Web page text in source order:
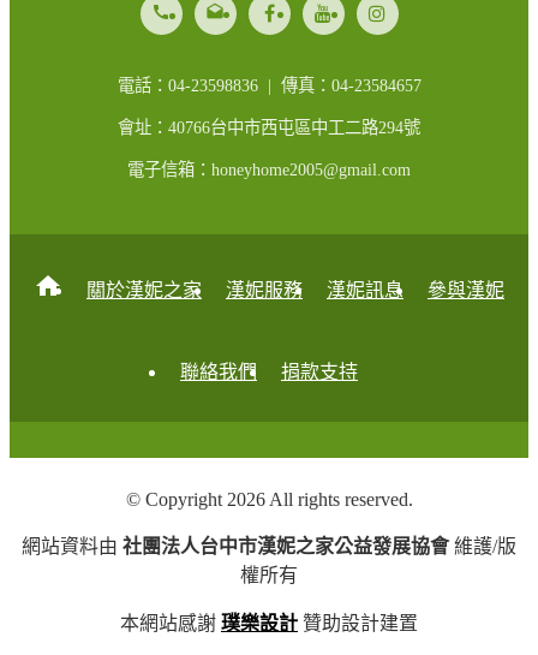
call drafts
電話：04-23598836 | 傳真：04-23584657
會址：40766台中市西屯區中工二路294號
電子信箱：honeyhome2005@gmail.com
home 關於漢妮之家 漢妮服務 漢妮訊息 參與漢妮
聯絡我們 捐款支持
© Copyright 2026 All rights reserved.
網站資料由 社團法人台中市漢妮之家公益發展協會維護/版
權所有
本網站感謝 璞樂設計 贊助設計建置